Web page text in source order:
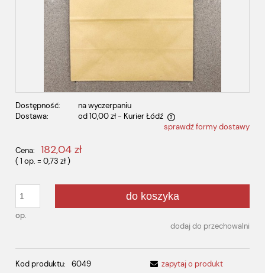
Dostępność:
na wyczerpaniu
Dostawa:
od 10,00 zł - Kurier Łódź
Cena nie zawiera ewentualnych kosztów płatnościsprawdź formy dostawy
Cena: 182,04 zł
( 1 op. = 0,73 zł)
op.
do koszyka
dodaj do przechowalni
Kod produktu: 6049
zapytaj o produkt